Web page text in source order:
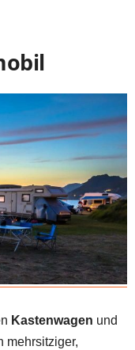
Kastenwagen und
mehrsitziger,